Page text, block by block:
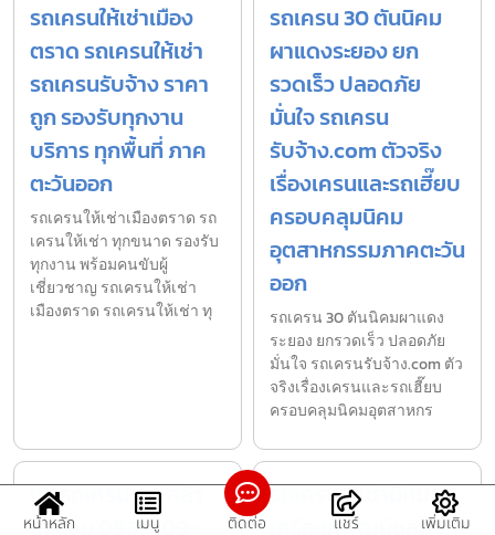
รถเครนให้เช่าเมือง
ตราด รถเครนให้เช่า
รถเครนรับจ้าง ราคา
ถูก รองรับทุกงาน
บริการ ทุกพื้นที่ ภาค
ตะวันออก
รถเครนให้เช่าเมืองตราด รถ
เครนให้เช่า ทุกขนาด รองรับ
ทุกงาน พร้อมคนขับผู้
เชี่ยวชาญ รถเครนให้เช่า
เมืองตราด รถเครนให้เช่า ทุ
รถเครน 30 ตันนิคม
ผาแดงระยอง ยก
รวดเร็ว ปลอดภัย
มั่นใจ รถเครน
รับจ้าง.com ตัวจริง
เรื่องเครนและรถเฮี๊ยบ
ครอบคลุมนิคม
อุตสาหกรรมภาคตะวัน
ออก
รถเครน 30 ตันนิคมผาแดง
ระยอง ยกรวดเร็ว ปลอดภัย
มั่นใจ รถเครนรับจ้าง.com ตัว
จริงเรื่องเครนและรถเฮี๊ยบ
ครอบคลุมนิคมอุตสาหกร
เช่ารถเครนบางคล้า
โทรเลย 098-409-
รถเครนให้เช่านิคม
เครือสหพัฒน์ชลบุรี
หน้าหลัก เมนู ติดต่อ แชร์ เพิ่มเติม